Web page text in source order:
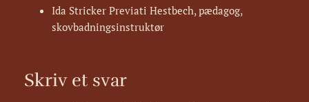
Ida Stricker Previati Hestbech, pædagog,
skovbadningsinstruktør
Skriv et svar